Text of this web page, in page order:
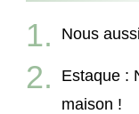
Nous
Estaque :
maison !